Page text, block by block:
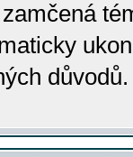
důvodů.